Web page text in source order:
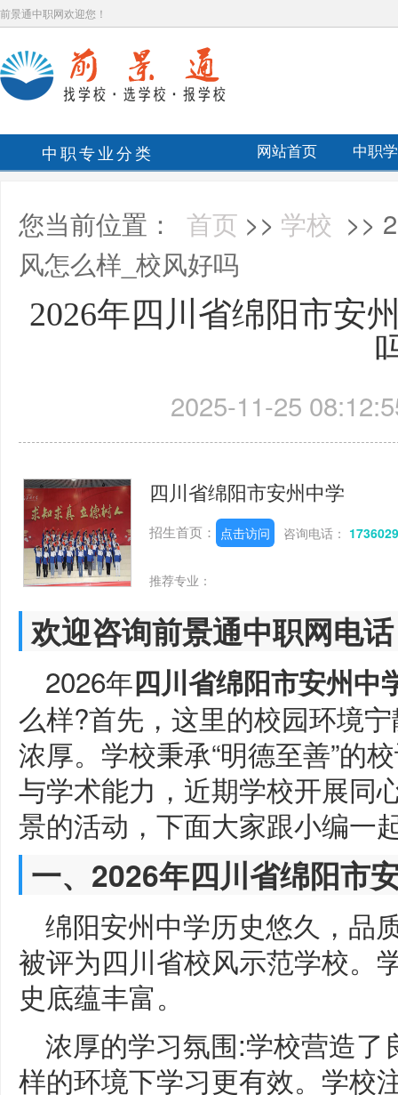
前景通中职网欢迎您！
中职专业分类 网站首页 中职
您当前位置： 首页 >> 学校 >>
风怎么样_校风好吗
2026年四川省绵阳市安
2025-11-25
四川省绵阳市安州中学
招生首页： 点击访问 咨询电话：
推荐专业：
欢迎咨询前景通中职网电
2026年四川省绵阳市安州中
么样?首先，这里的校园环境
浓厚。学校秉承“明德至善”的
与学术能力，近期学校开展同
景的活动，下面大家跟小编一
一、2026年四川省绵阳市
绵阳安州中学历史悠久，品
被评为四川省校风示范学校。
史底蕴丰富。
浓厚的学习氛围:学校营造
样的环境下学习更有效。学校